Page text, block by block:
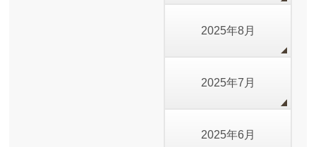
2025年8月
2025年7月
2025年6月